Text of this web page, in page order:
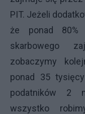
PIT. Jeżeli
że ponad 80%
skarbowego
zobaczymy
ponad 35
podatników 2
wszystko